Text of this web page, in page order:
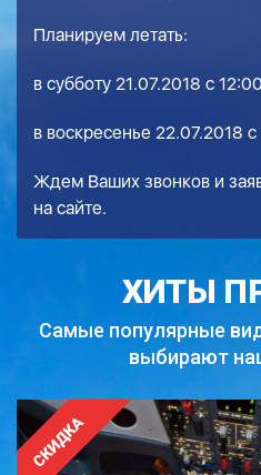
Планируем летать:
в субботу 21.07.2018 с
в воскресенье 22.07.2018
Ждем Ваших звонков и
на сайте.
ХИТЫ
Самые популярные
выбирают